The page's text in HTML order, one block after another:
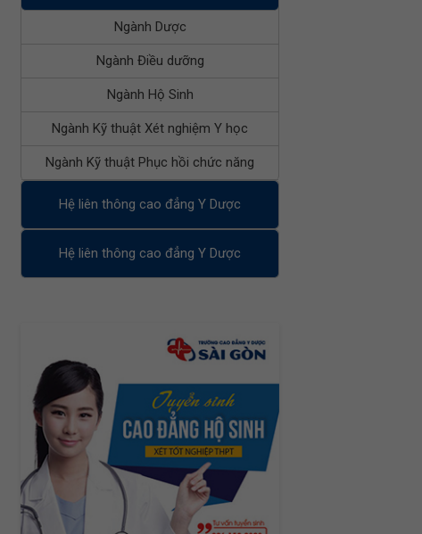
Ngành Dược
Ngành Điều dưỡng
Ngành Hộ Sinh
Ngành Kỹ thuật Xét nghiệm Y học
Ngành Kỹ thuật Phục hồi chức năng
Hệ liên thông cao đẳng Y Dược
Hệ liên thông cao đẳng Y Dược